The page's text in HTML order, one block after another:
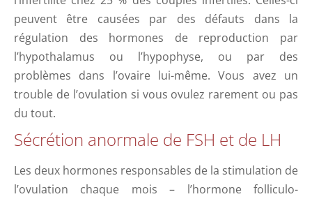
peuvent être causées par des défauts dans la
régulation des hormones de reproduction par
l’hypothalamus ou l’hypophyse, ou par des
problèmes dans l’ovaire lui-même. Vous avez un
trouble de l’ovulation si vous ovulez rarement ou pas
du tout.
Sécrétion anormale de FSH et de LH
Les deux hormones responsables de la stimulation de
l’ovulation chaque mois – l’hormone folliculo-